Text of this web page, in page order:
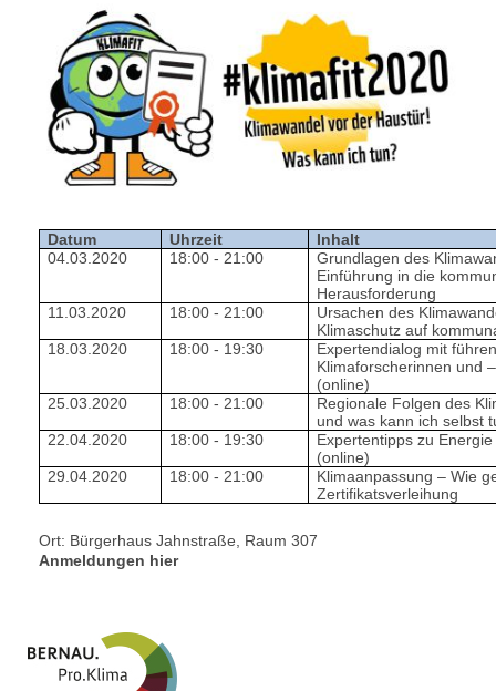
Datum Uhrzeit
Inhalt
04.03.2020
18:00 - 21:00
Grundlagen des
Einführung in die
Herausforderung
11.03.2020
18:00 - 21:00
Ursachen des
Klimaschutz auf
18.03.2020
18:00 - 19:30
Expertendialog mit
Klimaforscherinnen und
(online)
25.03.2020
18:00 - 21:00
Regionale Folgen des
und was kann ich selbst
22.04.2020
18:00 - 19:30
Expertentipps zu
(online)
29.04.2020
18:00 - 21:00
Klimaanpassung – Wie
Zertifikatsverleihung
Ort: Bürgerhaus Jahnstraße, Raum 307
Anmeldungen hier